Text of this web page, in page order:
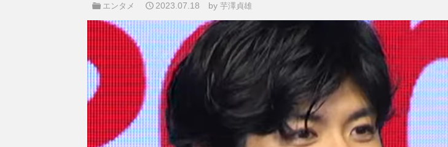
エンタメ 2023.07.18 by芋澤貞雄